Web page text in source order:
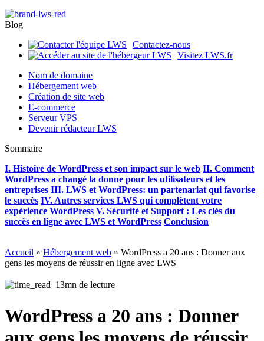
Blog
Contactez-nous
Visitez LWS.fr
Nom de domaine
Hébergement web
Création de site web
E-commerce
Serveur VPS
Devenir rédacteur LWS
Sommaire
I. Histoire de WordPress et son impact sur le web II. Comment
WordPress a changé la donne pour les utilisateurs et les
entreprises III. LWS et WordPress: un partenariat qui favorise
le succès IV. Autres services LWS qui complètent votre
expérience WordPress V. Sécurité et Support : Les clés du
succès en ligne avec LWS et WordPress Conclusion
Accueil » Hébergement web » WordPress a 20 ans : Donner aux
gens les moyens de réussir en ligne avec LWS
13mn de lecture
WordPress a 20 ans : Donner